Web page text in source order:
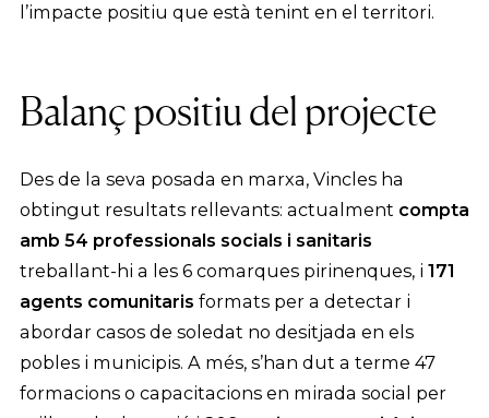
l’impacte positiu que està tenint en el territori.
Balanç positiu del projecte
Des de la seva posada en marxa, Vincles ha
obtingut resultats rellevants: actualment compta
amb 54 professionals socials i sanitaris
treballant-hi a les 6 comarques pirinenques, i 171
agents comunitaris formats per a detectar i
abordar casos de soledat no desitjada en els
pobles i municipis. A més, s’han dut a terme 47
formacions o capacitacions en mirada social per